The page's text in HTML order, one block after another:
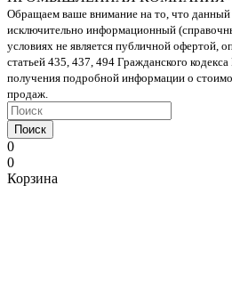
Обращаем ваше внимание на то, что данный
исключительно информационный
условиях не является публичной офертой,
статьей 435, 437, 494 Гражданского
получения подробной информации о
продаж.
Поиск
0
0
Корзина